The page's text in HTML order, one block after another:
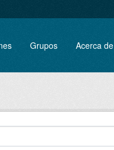
Grupos Acerca de